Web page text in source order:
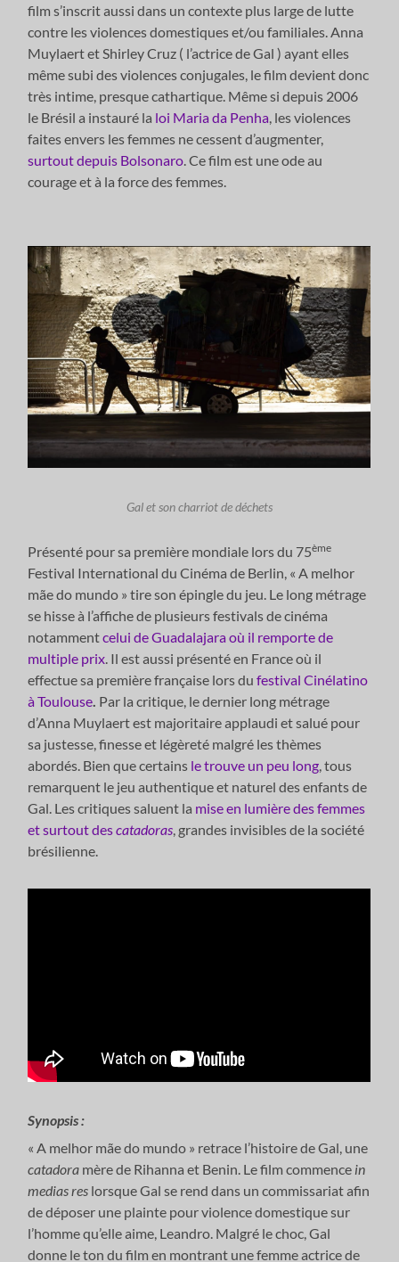
film s’inscrit aussi dans un contexte plus large de lutte
contre les violences domestiques et/ou familiales. Anna
Muylaert et Shirley Cruz ( l’actrice de Gal ) ayant elles
même subi des violences conjugales, le film devient donc
très intime, presque cathartique. Même si depuis 2006
le Brésil a instauré la loi Maria da Penha , les violences
faites envers les femmes ne cessent d’augmenter,
surtout depuis Bolsonaro . Ce film est une ode au
courage et à la force des femmes.
Gal et son charriot de déchets
Présenté pour sa première mondiale lors du 75ème
Festival International du Cinéma de Berlin, « A melhor
mãe do mundo » tire son épingle du jeu. Le long métrage
se hisse à l’affiche de plusieurs festivals de cinéma
notammentcelui de Guadalajara où il remporte de
multiple prix. Il est aussi présenté en France où il
effectue sa première française lors dufestival Cinélatino
à Toulouse. Par la critique, le dernier long métrage
d’Anna Muylaert est majoritaire applaudi et salué pour
sa justesse, finesse et légèreté malgré les thèmes
abordés. Bien que certains le trouve un peu long, tous
remarquent le jeu authentique et naturel des enfants de
Gal. Les critiques saluent la mise en lumière des femmes
et surtout descatadoras, grandes invisibles de la société
brésilienne.
Synopsis :
« A melhor mãe do mundo » retrace l’histoire de Gal, une
catadora mère de Rihanna et Benin. Le film commence in
medias res lorsque Gal se rend dans un commissariat afin
de déposer une plainte pour violence domestique sur
l’homme qu’elle aime, Leandro. Malgré le choc, Gal
donne le ton du film en montrant une femme actrice de